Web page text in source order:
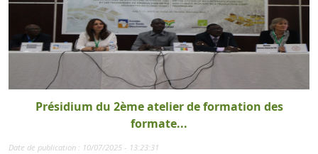
Présidium du 2ème atelier de formation des
formate...
Date de publication : 10/07/2025 - 13:23:31